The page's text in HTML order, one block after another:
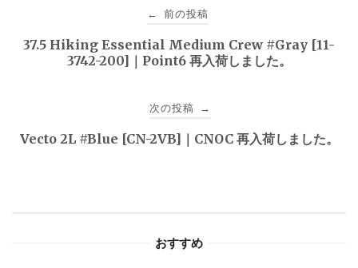
稿
ゲ
← 前の投稿
37.5 Hiking Essential Medium Crew #Gray [11-
3742-200]｜Point6 再入荷しました。
次の投稿 →
Vecto 2L #Blue [CN-2VB]｜CNOC 再入荷しました。
おすすめ